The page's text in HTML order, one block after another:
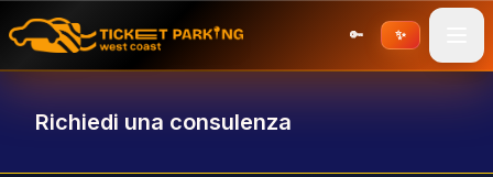
🔑 ✨
Richiedi una consulenza